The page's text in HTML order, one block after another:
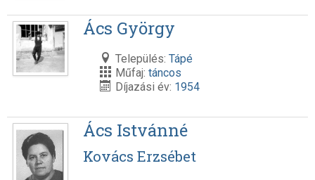
Ács György
Település: Tápé
Műfaj: táncos
Díjazási év: 1954
Ács Istvánné
Kovács Erzsébet